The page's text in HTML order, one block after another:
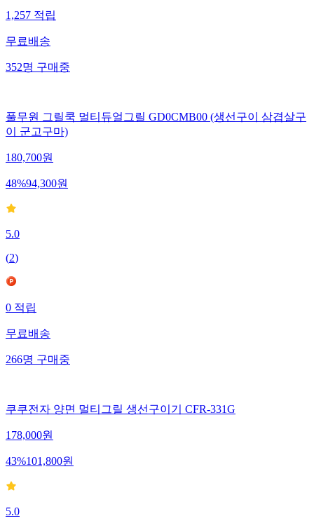
1,257 적립
무료배송
352명 구매중
풀무원 그릴쿡 멀티듀얼그릴 GD0CMB00 (생선구이 삼겹살구
이 군고구마)
180,700원
48%94,300원
5.0
(2)
0 적립
무료배송
266명 구매중
쿠쿠전자 양면 멀티그릴 생선구이기 CFR-331G
178,000원
43%101,800원
5.0